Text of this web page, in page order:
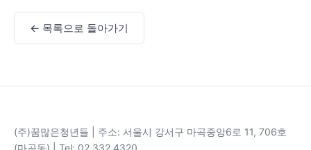
← 목록으로 돌아가기
(주)꿈많은청년들 | 주소: 서울시 강서구 마곡중앙6로 11, 706호
(마곡동) | Tel: 02 332 4320